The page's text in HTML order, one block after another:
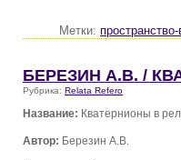
Метки:
БЕРЕЗИН А.В. /
Рубрика: Relata Refero
Название: Кватернионы в
Автор: Березин А.В.